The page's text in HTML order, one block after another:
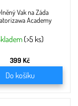
Vak na Záda
Academy
(>5 ks)
399 Kč
Do košíku